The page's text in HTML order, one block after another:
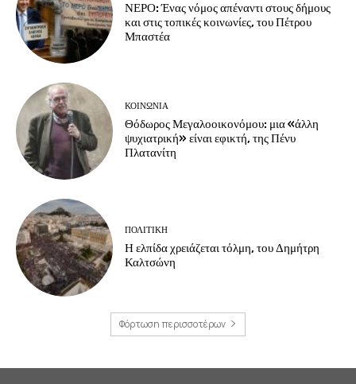
ΝΕΡΟ: Ένας νόμος απέναντι στους δήμους
και στις τοπικές κοινωνίες, του Πέτρου
Μπαστέα
ΚΟΙΝΩΝΙΑ
Θόδωρος Μεγαλοοικονόμου: μια «άλλη
ψυχιατρική» είναι εφικτή, της Πένυ
Πλατανίτη
ΠΟΛΙΤΙΚΗ
Η ελπίδα χρειάζεται τόλμη, του Δημήτρη
Καλτσώνη
Φόρτωση περισσοτέρων